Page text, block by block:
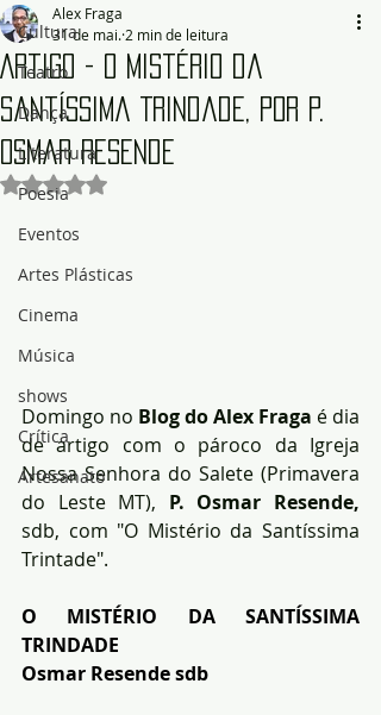
Cultura
Teatro
Dança
Literatura
Poesia
Eventos
Artes Plásticas
Cinema
Música
shows
Crítica
Artesanato
Artigo - O Mistério da
Santíssima Trindade, por P.
Osmar Resende
Alex Fraga
31 de mai. 2 min de leitura
Avaliado com NaN de 5 estrelas.
Domingo no Blog do Alex Fraga é dia
de artigo com o pároco da Igreja
Nossa Senhora do Salete (Primavera
do Leste MT), P. Osmar Resende,
sdb, com "O Mistério da Santíssima
Trintade".
O MISTÉRIO DA SANTÍSSIMA
TRINDADE
Osmar Resende sdb